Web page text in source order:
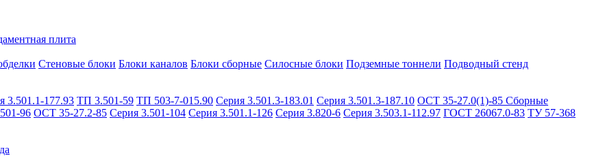
плита
Стеновые блоки Блоки каналов Блоки сборные Силосные блоки Подземные тоннели Подводный стенд
3.501.1-177.93 ТП 3.501-59 ТП 503-7-015.90 Серия 3.501.3-183.01 Серия 3.501.3-187.10 ОСТ 35-27.0(1)-85 Сборные
96 ОСТ 35-27.2-85 Серия 3.501-104 Серия 3.501.1-126 Серия 3.820-6 Серия 3.503.1-112.97 ГОСТ 26067.0-83 ТУ 57-368